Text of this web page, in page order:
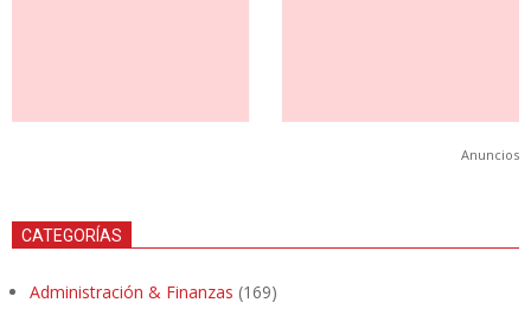
Anuncios
CATEGORÍAS
Administración & Finanzas (169)